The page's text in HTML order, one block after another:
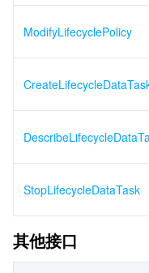
ModifyLifecyclePolicy
StopLifecycleDataTask
其他接口